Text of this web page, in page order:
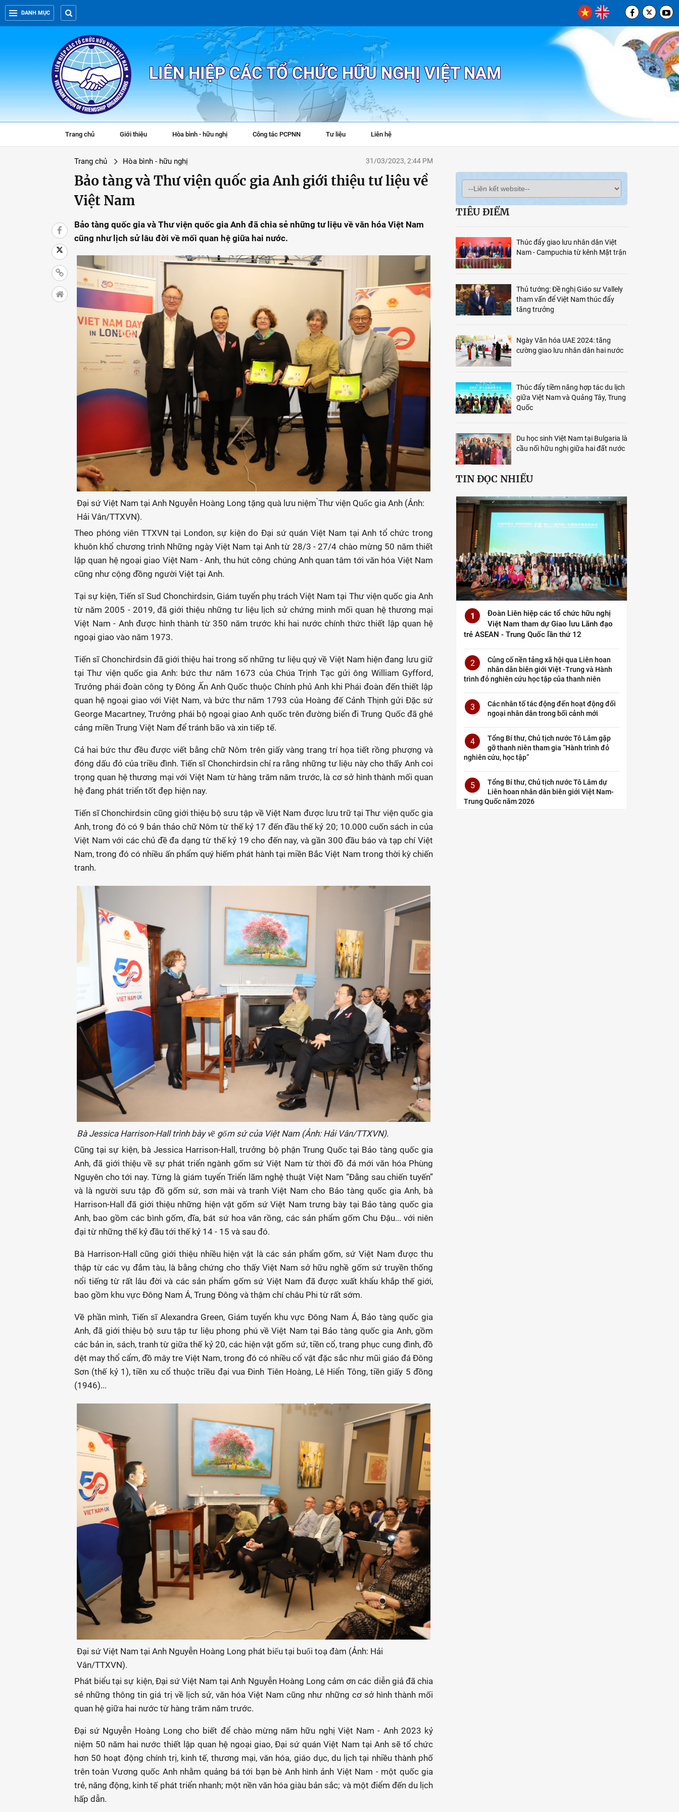
DANH MỤC
LIÊN HIỆP CÁC TỔ CHỨC HỮU NGHỊ VIỆT NAM
Trang chủ Giới thiệu Hòa bình - hữu nghị Công tác PCPNN Tư liệu Liên hệ
Trang chủ Hòa bình - hữu nghị 31/03/2023, 2:44 PM
Bảo tàng và Thư viện quốc gia Anh giới thiệu tư liệu về
Việt Nam
Bảo tàng quốc gia và Thư viện quốc gia Anh đã chia sẻ những tư liệu về văn hóa Việt Nam
cũng như lịch sử lâu đời về mối quan hệ giữa hai nước.
Đại sứ Việt Nam tại Anh Nguyễn Hoàng Long tặng quà lưu niệm ̀Thư viện Quốc gia Anh (Ảnh:
Hải Vân/TTXVN).
Theo phóng viên TTXVN tại London, sự kiện do Đại sứ quán Việt Nam tại Anh tổ chức trong
khuôn khổ chương trình Những ngày Việt Nam tại Anh từ 28/3 - 27/4 chào mừng 50 năm thiết
lập quan hệ ngoại giao Việt Nam - Anh, thu hút công chúng Anh quan tâm tới văn hóa Việt Nam
cũng như cộng đồng người Việt tại Anh.
Tại sự kiện, Tiến sĩ Sud Chonchirdsin, Giám tuyển phụ trách Việt Nam tại Thư viện quốc gia Anh
từ năm 2005 - 2019, đã giới thiệu những tư liệu lịch sử chứng minh mối quan hệ thương mại
Việt Nam - Anh được hình thành từ 350 năm trước khi hai nước chính thức thiết lập quan hệ
ngoại giao vào năm 1973.
Tiến sĩ Chonchirdsin đã giới thiệu hai trong số những tư liệu quý về Việt Nam hiện đang lưu giữ
tại Thư viện quốc gia Anh: bức thư năm 1673 của Chúa Trịnh Tạc gửi ông William Gyfford,
Trưởng phái đoàn công ty Đông Ấn Anh Quốc thuộc Chính phủ Anh khi Phái đoàn đến thiết lập
quan hệ ngoại giao với Việt Nam, và bức thư năm 1793 của Hoàng đế Cảnh Thịnh gửi Đặc sứ
George Macartney, Trưởng phái bộ ngoại giao Anh quốc trên đường biển đi Trung Quốc đã ghé
cảng miền Trung Việt Nam để tránh bão và xin tiếp tế.
Cả hai bức thư đều được viết bằng chữ Nôm trên giấy vàng trang trí họa tiết rồng phượng và
đóng dấu đỏ của triều đình. Tiến sĩ Chonchirdsin chỉ ra rằng những tư liệu này cho thấy Anh coi
trọng quan hệ thương mại với Việt Nam từ hàng trăm năm trước, là cơ sở hình thành mối quan
hệ đang phát triển tốt đẹp hiện nay.
Tiến sĩ Chonchirdsin cũng giới thiệu bộ sưu tập về Việt Nam được lưu trữ tại Thư viện quốc gia
Anh, trong đó có 9 bản thảo chữ Nôm từ thế kỷ 17 đến đầu thế kỷ 20; 10.000 cuốn sách in của
Việt Nam với các chủ đề đa dạng từ thế kỷ 19 cho đến nay, và gần 300 đầu báo và tạp chí Việt
Nam, trong đó có nhiều ấn phẩm quý hiếm phát hành tại miền Bắc Việt Nam trong thời kỳ chiến
tranh.
Bà Jessica Harrison-Hall trình bày về gốm sứ của Việt Nam (Ảnh: Hải Vân/TTXVN).
Cũng tại sự kiện, bà Jessica Harrison-Hall, trưởng bộ phận Trung Quốc tại Bảo tàng quốc gia
Anh, đã giới thiệu về sự phát triển ngành gốm sứ Việt Nam từ thời đồ đá mới văn hóa Phùng
Nguyên cho tới nay. Từng là giám tuyển Triển lãm nghệ thuật Việt Nam “Đằng sau chiến tuyến”
và là người sưu tập đồ gốm sứ, sơn mài và tranh Việt Nam cho Bảo tàng quốc gia Anh, bà
Harrison-Hall đã giới thiệu những hiện vật gốm sứ Việt Nam trưng bày tại Bảo tàng quốc gia
Anh, bao gồm các bình gốm, đĩa, bát sứ hoa văn rồng, các sản phẩm gốm Chu Đậu... với niên
đại từ những thế kỷ đầu tới thế kỷ 14 - 15 và sau đó.
Bà Harrison-Hall cũng giới thiệu nhiều hiện vật là các sản phẩm gốm, sứ Việt Nam được thu
thập từ các vụ đắm tàu, là bằng chứng cho thấy Việt Nam sở hữu nghề gốm sứ truyền thống
nổi tiếng từ rất lâu đời và các sản phẩm gốm sứ Việt Nam đã được xuất khẩu khắp thế giới,
bao gồm khu vực Đông Nam Á, Trung Đông và thậm chí châu Phi từ rất sớm.
Về phần mình, Tiến sĩ Alexandra Green, Giám tuyển khu vực Đông Nam Á, Bảo tàng quốc gia
Anh, đã giới thiệu bộ sưu tập tư liệu phong phú về Việt Nam tại Bảo tàng quốc gia Anh, gồm
các bản in, sách, tranh từ giữa thế kỷ 20, các hiện vật gốm sứ, tiền cổ, trang phục cung đình, đồ
dệt may thổ cẩm, đồ mây tre Việt Nam, trong đó có nhiều cổ vật đặc sắc như mũi giáo đá Đông
Sơn (thế kỷ 1), tiền xu cổ thuộc triều đại vua Đinh Tiên Hoàng, Lê Hiển Tông, tiền giấy 5 đồng
(1946)...
Đại sứ Việt Nam tại Anh Nguyễn Hoàng Long phát biểu tại buổi toạ đàm (Ảnh: Hải
Vân/TTXVN).
Phát biểu tại sự kiện, Đại sứ Việt Nam tại Anh Nguyễn Hoàng Long cảm ơn các diễn giả đã chia
sẻ những thông tin giá trị về lịch sử, văn hóa Việt Nam cũng như những cơ sở hình thành mối
quan hệ giữa hai nước từ hàng trăm năm trước.
Đại sứ Nguyễn Hoàng Long cho biết để chào mừng năm hữu nghị Việt Nam - Anh 2023 kỷ
niệm 50 năm hai nước thiết lập quan hệ ngoại giao, Đại sứ quán Việt Nam tại Anh sẽ tổ chức
hơn 50 hoạt động chính trị, kinh tế, thương mại, văn hóa, giáo dục, du lịch tại nhiều thành phố
trên toàn Vương quốc Anh nhằm quảng bá tới bạn bè Anh hình ảnh Việt Nam - một quốc gia
trẻ, năng động, kinh tế phát triển nhanh; một nền văn hóa giàu bản sắc; và một điểm đến du lịch
hấp dẫn.
TIÊU ĐIỂM
Thúc đẩy giao lưu nhân dân Việt
Nam - Campuchia từ kênh Mặt trận
Thủ tướng: Đề nghị Giáo sư Vallely
tham vấn để Việt Nam thúc đẩy
tăng trưởng
Ngày Văn hóa UAE 2024: tăng
cường giao lưu nhân dân hai nước
Thúc đẩy tiềm năng hợp tác du lịch
giữa Việt Nam và Quảng Tây, Trung
Quốc
Du học sinh Việt Nam tại Bulgaria là
cầu nối hữu nghị giữa hai đất nước
TIN ĐỌC NHIỀU
1
Đoàn Liên hiệp các tổ chức hữu nghị
Việt Nam tham dự Giao lưu Lãnh đạo
trẻ ASEAN - Trung Quốc lần thứ 12
2
Củng cố nền tảng xã hội qua Liên hoan
nhân dân biên giới Việt -Trung và Hành
trình đỏ nghiên cứu học tập của thanh niên
3
Các nhân tố tác động đến hoạt động đối
ngoại nhân dân trong bối cảnh mới
4
Tổng Bí thư, Chủ tịch nước Tô Lâm gặp
gỡ thanh niên tham gia “Hành trình đỏ
nghiên cứu, học tập”
5
Tổng Bí thư, Chủ tịch nước Tô Lâm dự
Liên hoan nhân dân biên giới Việt Nam-
Trung Quốc năm 2026